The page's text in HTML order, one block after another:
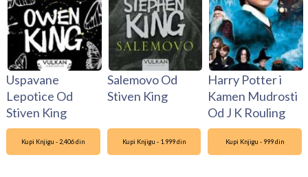
Uspavane
Lepotice Od
Stiven King
Salemovo Od
Stiven King
Harry Potter i
Kamen Mudrosti
Od J K Rouling
Kupi Knjigu - 2,406 din Kupi Knjigu - 1.999 din Kupi Knjigu - 999 din